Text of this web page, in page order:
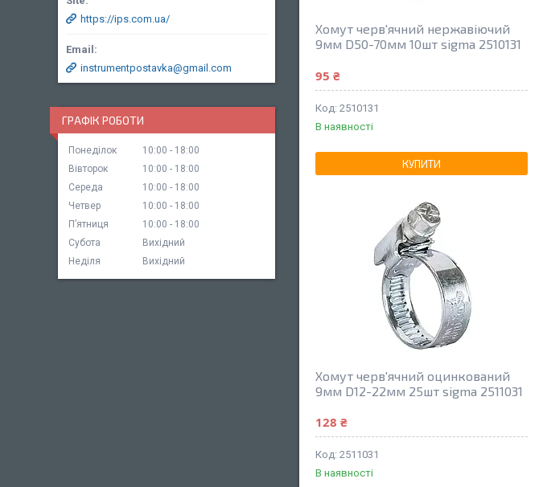
Хомут черв'ячний нержавіючий
9мм D50-70мм 10шт sigma 2510131
95 ₴
2510131
В наявності
КУПИТИ
Хомут черв'ячний оцинкований
9мм D12-22мм 25шт sigma 2511031
128 ₴
2511031
В наявності
https://ips.com.ua/
instrumentpostavka@gmail.com
ГРАФІК РОБОТИ
Понеділок 10:00
18:00
Вівторок
10:00
18:00
Середа
10:00
18:00
Четвер
10:00
18:00
Пʼятниця
10:00
18:00
Субота
Вихідний
Неділя
Вихідний